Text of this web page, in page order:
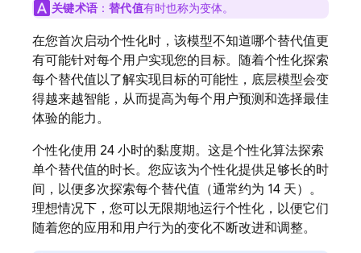
关键术语 ： 替代值有时也称为变体。
在您首次启动个性化时，该模型不知道哪个替代值更
有可能针对每个用户实现您的目标。随着个性化探索
每个替代值以了解实现目标的可能性，底层模型会变
得越来越智能，从而提高为每个用户预测和选择最佳
体验的能力。
个性化使用 24 小时的黏度期。 这是个性化算法探索
单个替代值的时长。您应该为个性化提供足够长的时
间，以便多次探索每个替代值（通常约为 14 天）。
理想情况下，您可以无限期地运行个性化，以便它们
随着您的应用和用户行为的变化不断改进和调整。